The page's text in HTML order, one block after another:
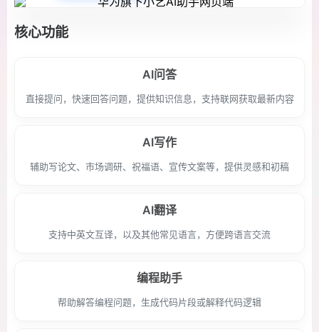
核心功能
AI问答
直接提问，快速回答问题，提供知识信息，支持联网获取最新内容
AI写作
辅助写论文、市场调研、祝福语、宣传文案等，提供灵感和初稿
AI翻译
支持中英文互译，以及其他常见语言，方便跨语言交流
编程助手
帮助解答编程问题，生成代码片段或解释代码逻辑